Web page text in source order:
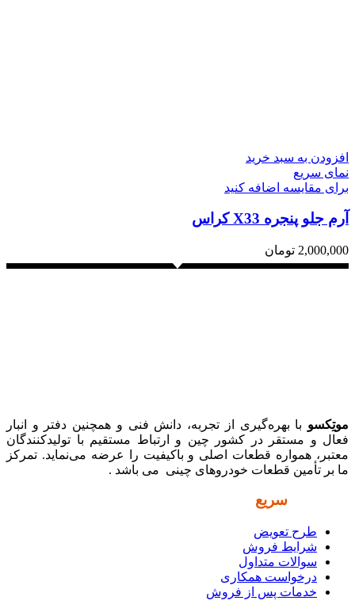
افزودن به سبد خرید
نمای سریع
برای مقایسه اضافه کنید
آرم جلو پنجره X33 کراس
2,000,000 تومان
موتِکسو با بهره‌گیری از تجربه، دانش فنی و همچنین دفتر و انبار
فعال و مستقر در کشور چین و ارتباط مستقیم با تولیدکنندگان
معتبر، همواره قطعات اصلی و باکیفیت را عرضه می‌نماید. تمرکز
ما بر تأمین قطعات خودروهای چینی می باشد .
سریع
طرح تعویض
شرایط فروش
سوالات متداول
درخواست همکاری
خدمات پس از فروش